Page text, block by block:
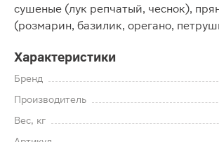
сушеные (лук репчатый, чеснок),
(розмарин, базилик, орегано,
Характеристики
Бренд
Производитель
Вес, кг